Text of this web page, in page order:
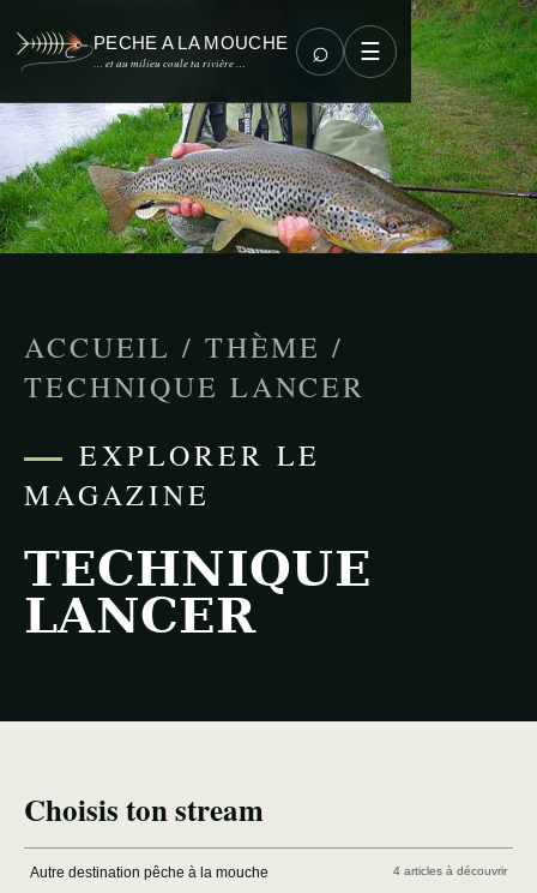
PECHE A LA MOUCHE
… et au milieu coule ta rivière … ⌕ ☰
ACCUEIL / THÈME /
TECHNIQUE LANCER
EXPLORER LE
MAGAZINE
TECHNIQUE
LANCER
Choisis ton stream
Autre destination pêche à la mouche 4 articles à découvrir